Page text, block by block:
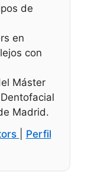
de
en
con
Máster
Madrid.
Perfil